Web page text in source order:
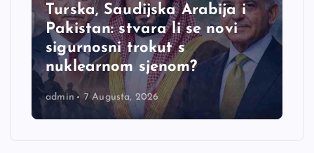
Turska, Saudijska Arabija i
Pakistan: stvara li se novi
sigurnosni trokut s
nuklearnom sjenom?
admin 7 Augusta, 2026